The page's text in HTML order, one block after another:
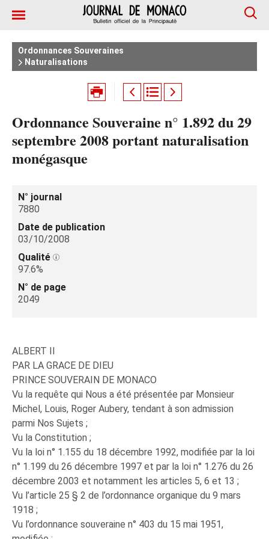
Ordonnances Souveraines
Naturalisations
Ordonnance Souveraine n° 1.892 du 29
septembre 2008 portant naturalisation
monégasque
N° journal
7880
Date de publication
03/10/2008
Qualité
97.6%
N° de page
2049
ALBERT II
PAR LA GRACE DE DIEU
PRINCE SOUVERAIN DE MONACO
Vu la requête qui Nous a été présentée par Monsieur
Michel, Louis, Roger Aubery, tendant à son admission
parmi Nos Sujets ;
Vu la Constitution ;
Vu la loi n° 1.155 du 18 décembre 1992, modifiée par la loi
n° 1.199 du 26 décembre 1997 et par la loi n° 1.276 du 26
décembre 2003 et notamment les articles 5, 6 et 13 ;
Vu l’article 25 § 2 de l’ordonnance organique du 9 mars
1918 ;
Vu l’ordonnance souveraine n° 403 du 15 mai 1951,